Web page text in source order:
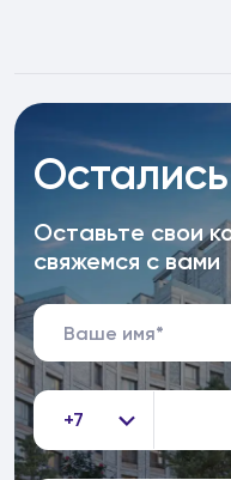
Оставьте свои
свяжемся с вами
+7